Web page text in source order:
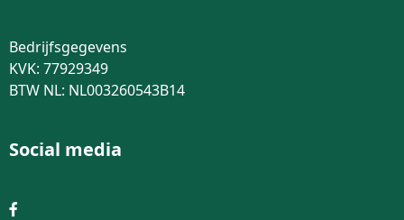
Bedrijfsgegevens
KVK: 77929349
BTW NL: NL003260543B14
Social media